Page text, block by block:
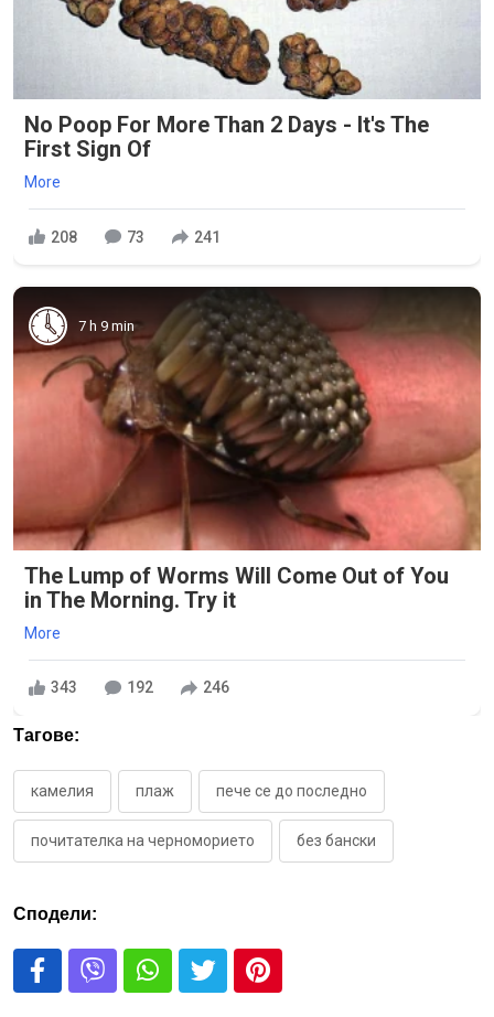
No Poop For More Than 2 Days - It's The
First Sign Of
More
208 73 241
7 h 9 min
The Lump of Worms Will Come Out of You
in The Morning. Try it
More
343 192 246
Тагове:
камелия плаж пече се до последно
почитателка на черноморието без бански
Сподели: